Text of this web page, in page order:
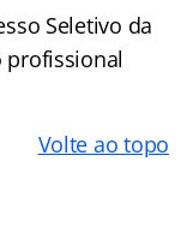
Seletivo da
profissional
Volte ao topo